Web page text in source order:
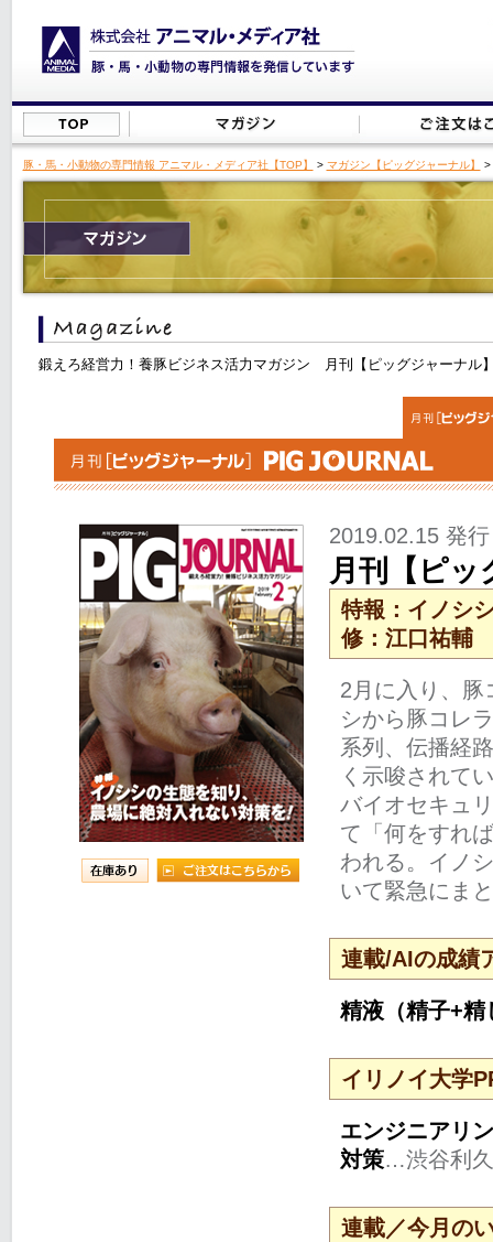
豚・馬・小動物の専門情報 アニマル・メディア社【TOP】 > マガジン【ピッグジャーナル】 >
鍛えろ経営力！養豚ビジネス活力マガジン 月刊【ピッグジャーナル
2019.02.15 発行
月刊【ピッ
特報：イノシ
修：江口祐輔
2月に入り、豚
シから豚コレ
系列、伝播経
く示唆されて
バイオセキュ
て「何をすれ
われる。イノ
いて緊急にま
連載/AIの成績
精液（精子+精
イリノイ大学
エンジニアリ
対策…渋谷利久
連載／今月の